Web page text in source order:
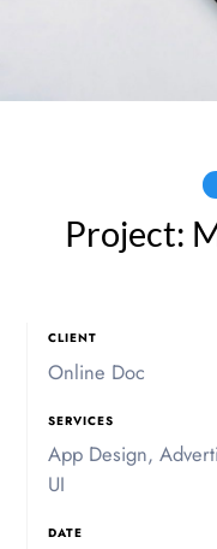
Project:
CLIENT
Online Doc
SERVICES
App Design,
UI
DATE